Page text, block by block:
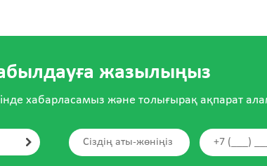
жазылыңыз
хабарласамыз және толығырақ ақпарат